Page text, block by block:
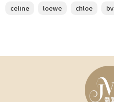
celine
loewe chloe bv